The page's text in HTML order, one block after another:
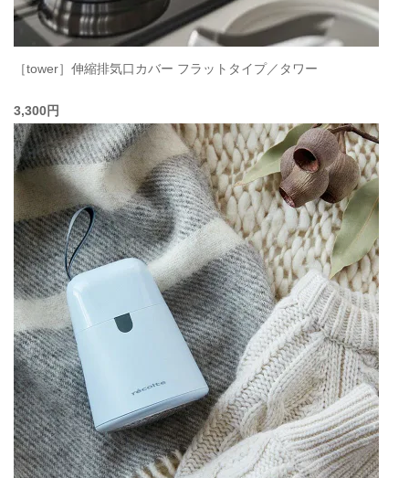
［tower］伸縮排気口カバー フラットタイプ／タワー
3,300円